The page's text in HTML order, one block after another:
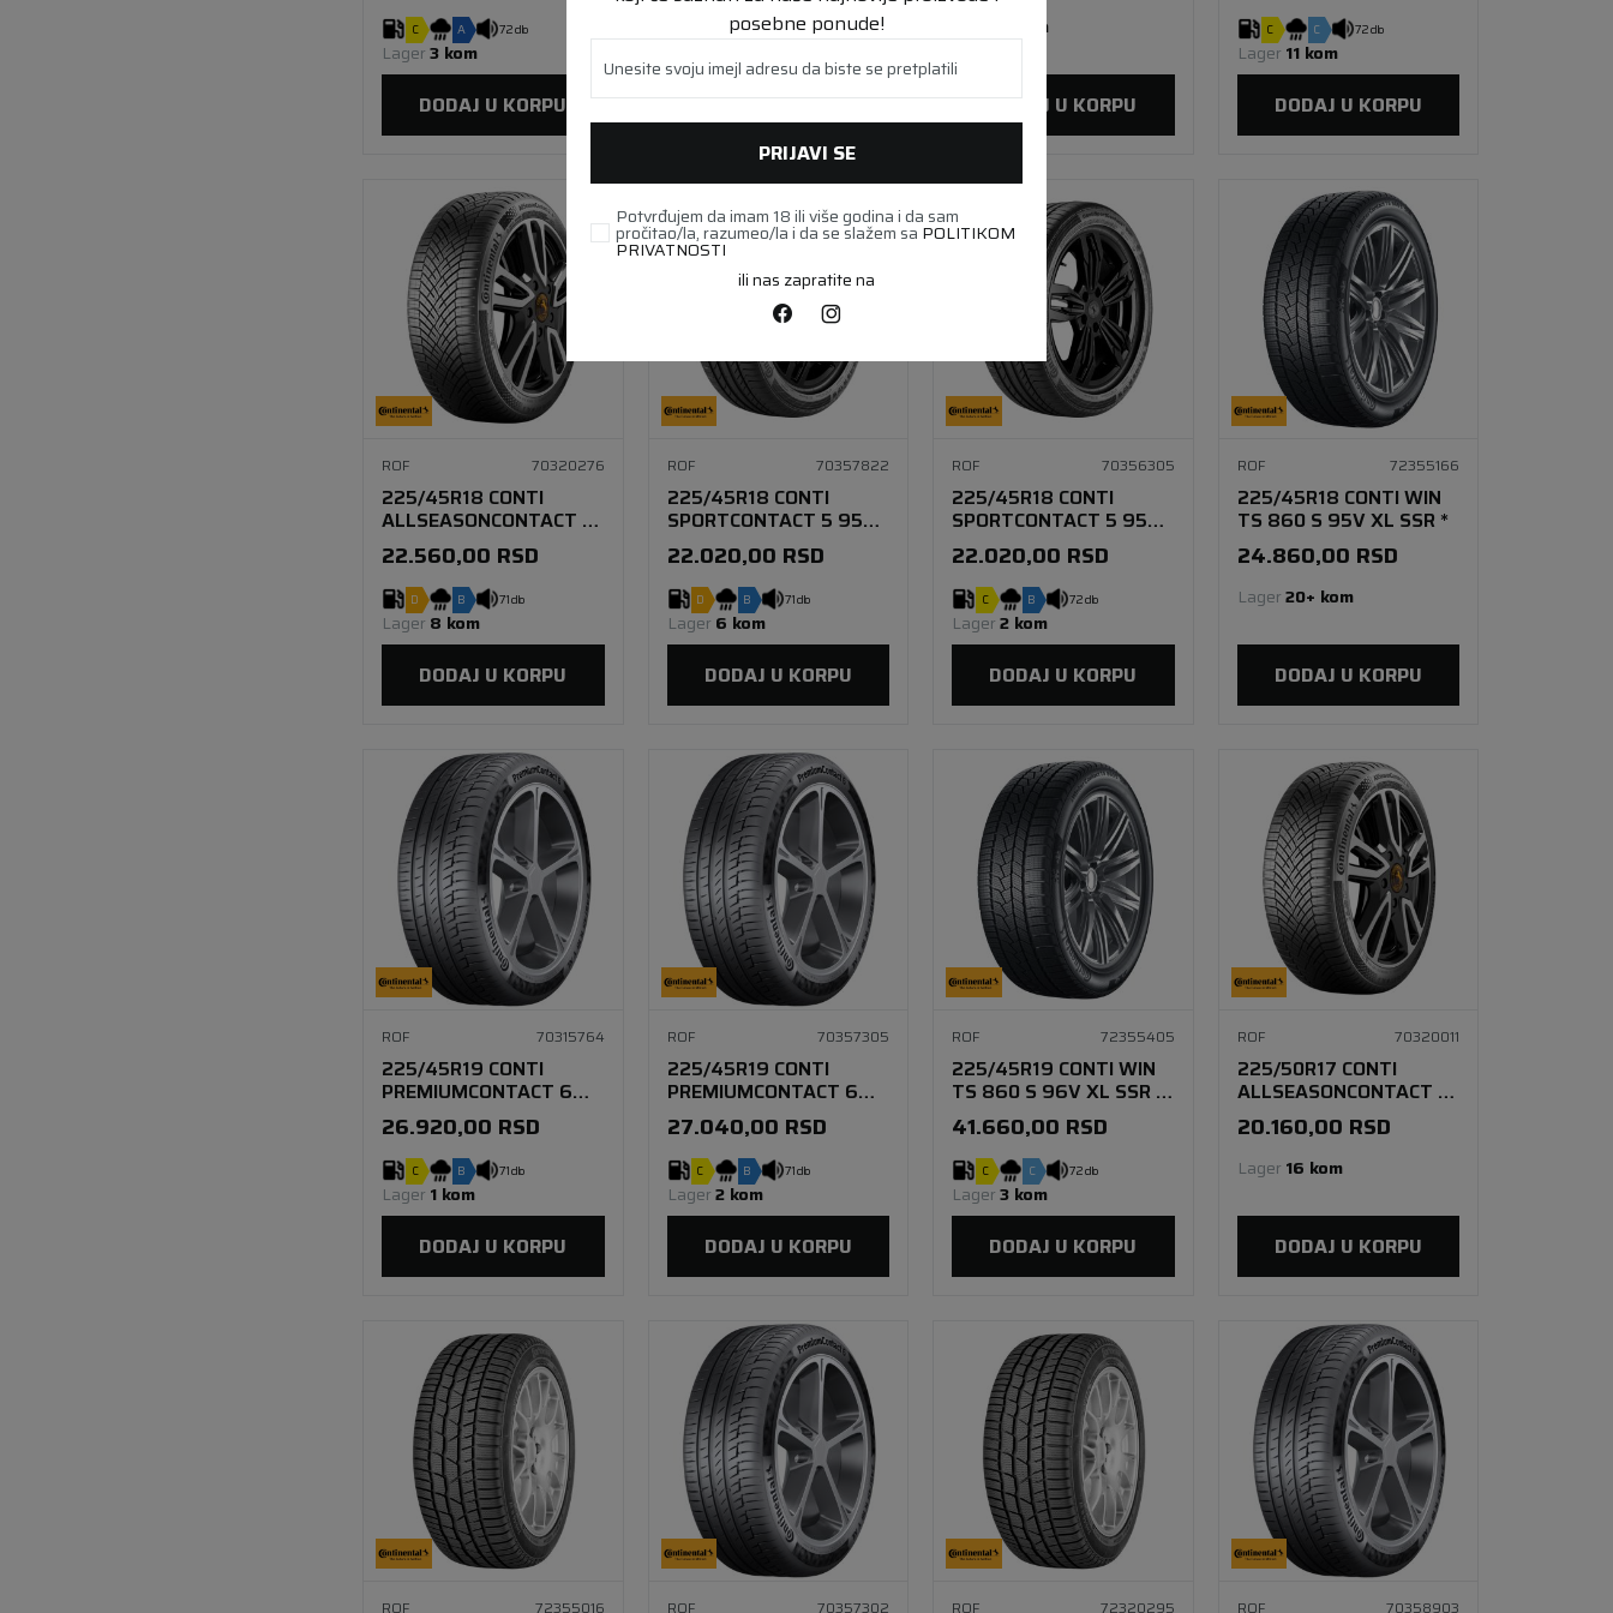
C A 72 db
Lager 3 kom
DODAJ U KORPU
11 kom
DODAJ U KORPU
7 kom
DODAJ U KORPU
C C 72 db
Lager 11 kom
DODAJ U KORPU
ROF 70320276
225/45R18 CONTI
ALLSEASONCONTACT 2
95Y XL SSR FR
22.560,00 RSD
D B 71 db
Lager 8 kom
DODAJ U KORPU
ROF 70357822
225/45R18 CONTI
SPORTCONTACT 5 95Y
XL SSR * FR
22.020,00 RSD
D B 71 db
Lager 6 kom
DODAJ U KORPU
ROF 70356305
225/45R18 CONTI
SPORTCONTACT 5 95Y
XL SSR MOE FR
22.020,00 RSD
C B 72 db
Lager 2 kom
DODAJ U KORPU
ROF 72355166
225/45R18 CONTI WIN
TS 860 S 95V XL SSR *
24.860,00 RSD
Lager 20+ kom
DODAJ U KORPU
ROF 70315764
225/45R19 CONTI
PREMIUMCONTACT 6
92W SSR *
26.920,00 RSD
C B 71 db
Lager 1 kom
DODAJ U KORPU
ROF 70357305
225/45R19 CONTI
PREMIUMCONTACT 6
92W SSR *
27.040,00 RSD
C B 71 db
Lager 2 kom
DODAJ U KORPU
ROF 72355405
225/45R19 CONTI WIN
TS 860 S 96V XL SSR *
FR
41.660,00 RSD
C C 72 db
Lager 3 kom
DODAJ U KORPU
ROF 70320011
225/50R17 CONTI
ALLSEASONCONTACT 2
98W XL SSR FR
20.160,00 RSD
Lager 16 kom
DODAJ U KORPU
ROF 72355016 ROF 70357302 ROF 72320295 ROF 70358903
posebne ponude!
Unesite svoju imejl adresu da biste se pretplatili
PRIJAVI SE
Potvrđujem da imam 18 ili više godina i da sam
pročitao/la, razumeo/la i da se slažem sa POLITIKOM
PRIVATNOSTI
ili nas zapratite na